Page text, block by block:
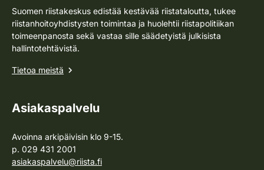
Suomen riistakeskus edistää kestävää riistataloutta, tukee
riistanhoitoyhdistysten toimintaa ja huolehtii riistapolitiikan
toimeenpanosta sekä vastaa sille säädetyistä julkisista
hallintotehtävistä.
Tietoa meistä
Asiakaspalvelu
Avoinna arkipäivisin klo 9-15.
p. 029 431 2001
asiakaspalvelu@riista.fi